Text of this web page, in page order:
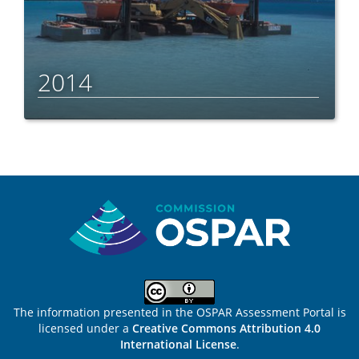
2014
The information presented in the OSPAR Assessment Portal is
licensed under a Creative Commons Attribution 4.0
International License.